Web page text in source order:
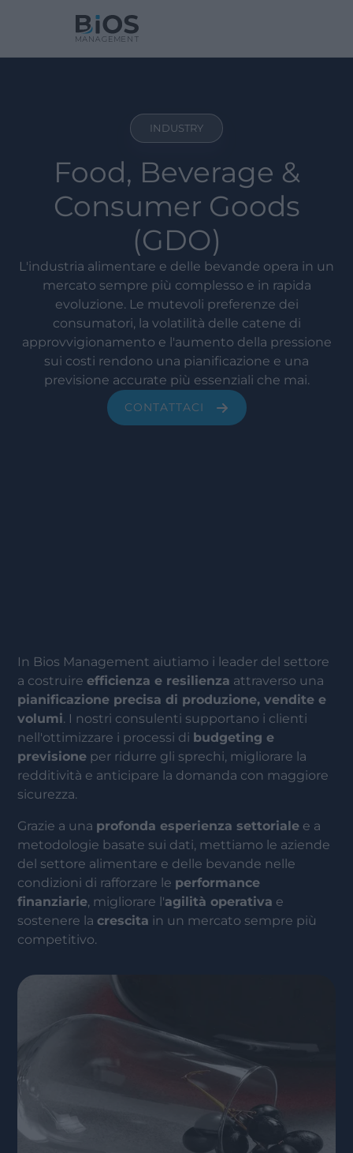
INDUSTRY
Food, Beverage &
Consumer Goods
(GDO)
L'industria alimentare e delle bevande opera in un
mercato sempre più complesso e in rapida
evoluzione. Le mutevoli preferenze dei
consumatori, la volatilità delle catene di
approvvigionamento e l'aumento della pressione
sui costi rendono una pianificazione e una
previsione accurate più essenziali che mai.
CONTATTACI
In Bios Management aiutiamo i leader del settore
a costruireefficienza e resilienza attraverso una
pianificazione precisa di produzione, vendite e
volumi. I nostri consulenti supportano i clienti
nell'ottimizzare i processi di budgeting e
previsione per ridurre gli sprechi, migliorare la
redditività e anticipare la domanda con maggiore
sicurezza.
Grazie a una profonda esperienza settoriale e a
metodologie basate sui dati, mettiamo le aziende
del settore alimentare e delle bevande nelle
condizioni di rafforzare le performance
finanziarie, migliorare l'agilità operativa e
sostenere lacrescita in un mercato sempre più
competitivo.